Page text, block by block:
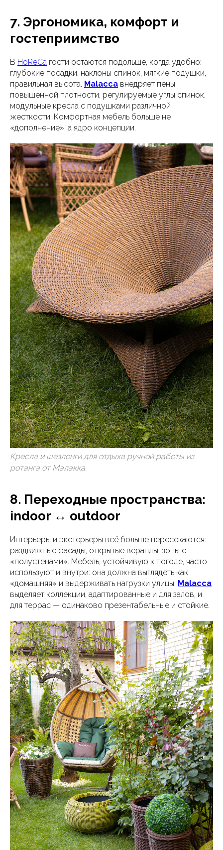
7. Эргономика, комфорт и
гостеприимство
В HoReCa гости остаются подольше, когда удобно:
глубокие посадки, наклоны спинок, мягкие подушки,
правильная высота. Malacca внедряет пены
повышенной плотности, регулируемые углы спинок,
модульные кресла с подушками различной
жесткости. Комфортная мебель больше не
«дополнение», а ядро концепции.
Кресла и шезлонги для отдыха ручной работы из
ротанга от Малакка
8. Переходные пространства:
indoor ↔ outdoor
Интерьеры и экстерьеры всё больше пересекаются:
раздвижные фасады, открытые веранды, зоны с
«полустенами». Мебель, устойчивую к погоде, часто
используют и внутри: она должна выглядеть как
«домашняя» и выдерживать нагрузки улицы. Malacca
выделяет коллекции, адаптированные и для залов, и
для террас — одинаково презентабельные и стойкие.